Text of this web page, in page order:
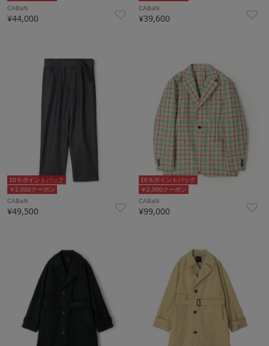
CABaN
¥44,000
CABaN
¥39,600
￥2,000クーポン
10％ポイントバック
CABaN
¥49,500
￥2,000クーポン
10％ポイントバック
CABaN
¥99,000